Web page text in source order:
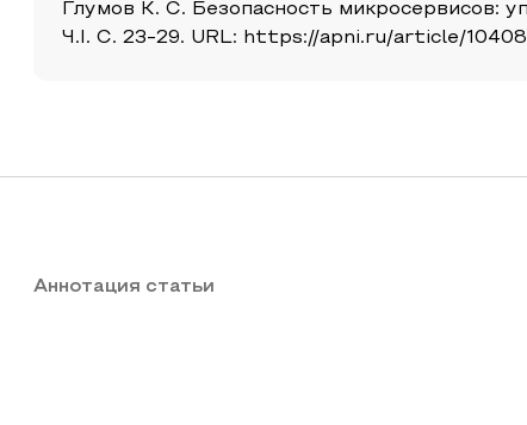
Глумов К. С. Безопасность микросервисов:
Ч.I. С. 23-29. URL: https://apni.ru/article/
Аннотация статьи